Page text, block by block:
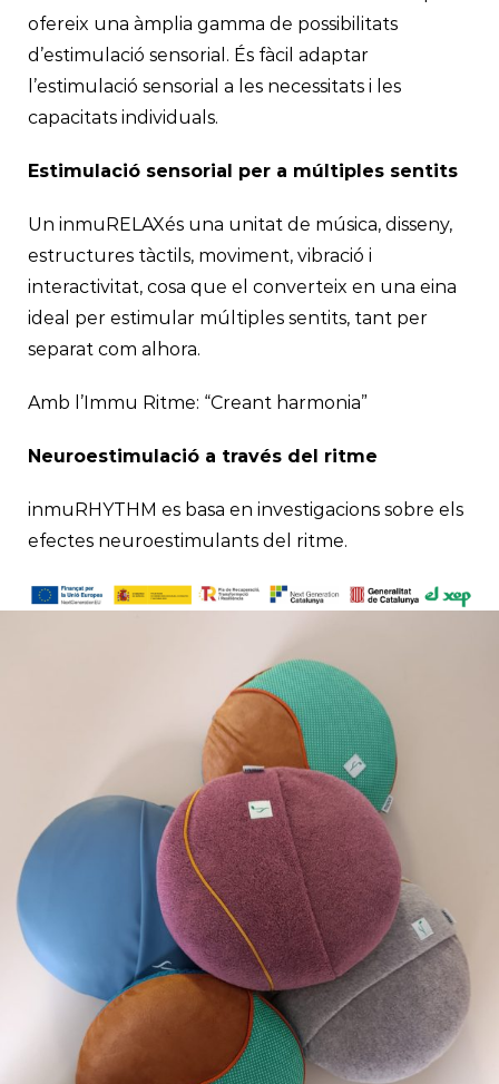
ofereix una àmplia gamma de possibilitats
d’estimulació sensorial. És fàcil adaptar
l’estimulació sensorial a les necessitats i les
capacitats individuals.
Estimulació sensorial per a múltiples sentits
Un inmuRELAXés una unitat de música, disseny,
estructures tàctils, moviment, vibració i
interactivitat, cosa que el converteix en una eina
ideal per estimular múltiples sentits, tant per
separat com alhora.
Amb l’Immu Ritme: “Creant harmonia”
Neuroestimulació a través del ritme
inmuRHYTHM es basa en investigacions sobre els
efectes neuroestimulants del ritme.